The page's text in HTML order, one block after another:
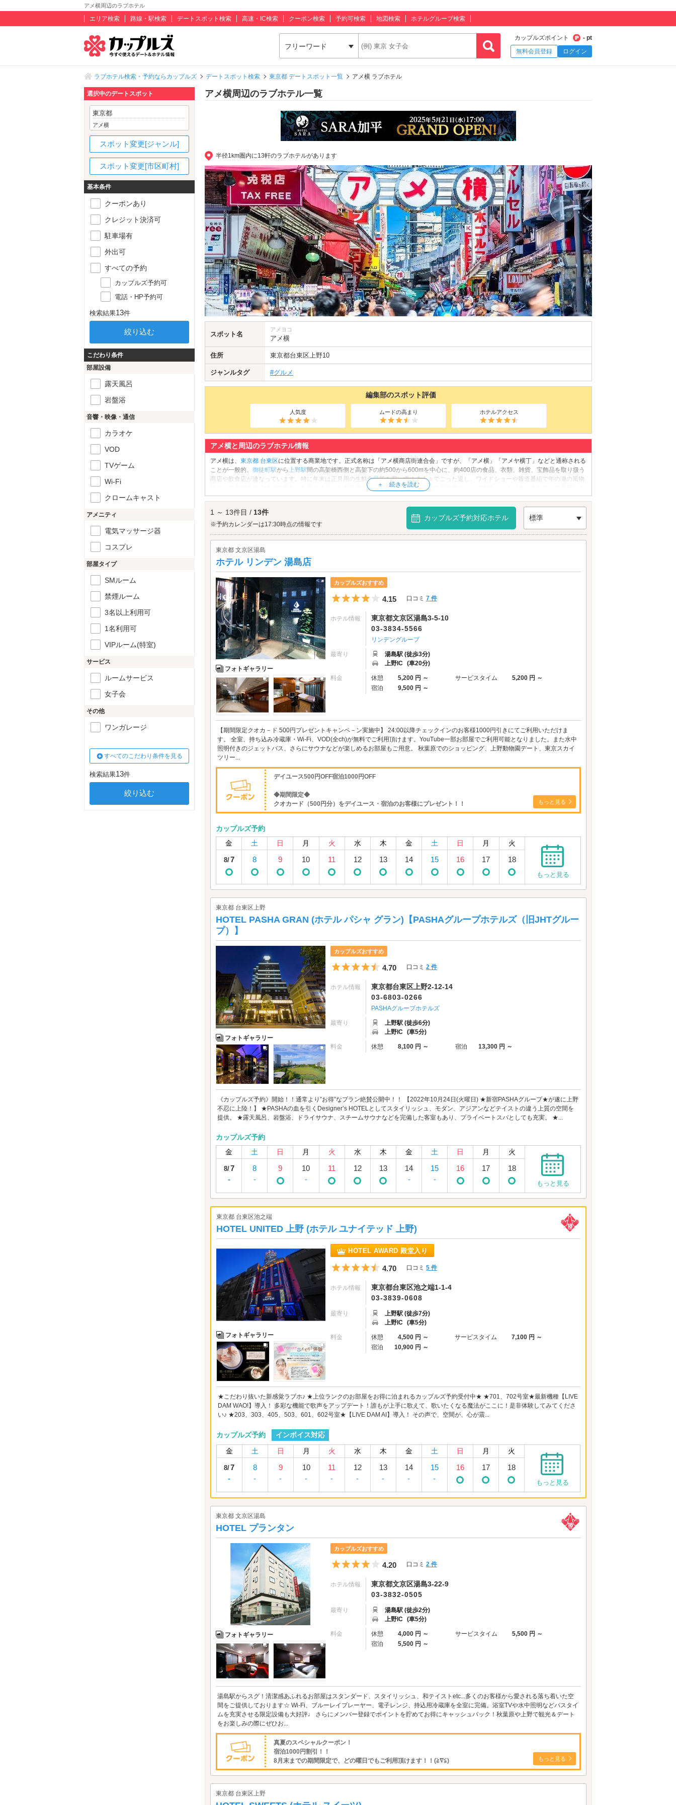
アメ横周辺のラブホテル
エリア検索 路線・駅検索 デートスポット検索 高速・IC検索 クーポン検索 予約可検索 地図検索 ホテルグループ検索
フリーワード
カップルズポイント
- pt
無料会員登録
ログイン
ラブホテル検索・予約ならカップルズ デートスポット検索 東京都 デートスポット一覧 アメ横 ラブホテル
アメ横周辺のラブホテル一覧
半径1km圏内に13軒のラブホテルがあります
スポット名
アメヨコ
アメ横
住所 東京都台東区上野10
ジャンルタグ #グルメ
編集部のスポット評価
人気度 ムードの高まり ホテルアクセス
アメ横と周辺のラブホテル情報
アメ横は、 東京都 台東区に位置する商業地です。正式名称は「アメ横商店街連合会」ですが、「アメ横」「アメヤ横丁」などと通称される
ことが一般的。 御徒町駅から 上野駅間の高架橋西側と高架下の約500から600mを中心に、約400店の食品、衣類、雑貨、宝飾品を取り扱う
商店や飲食店が連なっています。特に年末は正月用の生鮮食品等を買い求める人々でごった返し、ワイドショーや報道番組で年の瀬の風物
詩として中継されるほどの賑わいを見せます。お土産屋さんはもちろんのこと、大衆居酒屋やレトロ喫茶、エキゾチックなアジア系屋台ま
で、様々なグルメスポットが揃うアメ横で、ショッピングや食べ歩きを満喫しましょう♪
からもアクセスが便利です。
1 ～ 13件目 / 13件
※予約カレンダーは17:30時点の情報です
カップルズ予約対応ホテル 標準
東京都 文京区湯島
ホテル リンデン 湯島店
フォトギャラリー
カップルズおすすめ
5つ星のうち4
4.15 口コミ 7 件
ホテル情報
東京都文京区湯島3-5-10
03-3834-5566
リンデングループ
最寄り
湯島駅 (徒歩3分)
上野IC (車20分)
料金 休憩 5,200 円 ～ サービスタイム
5,200 円 ～
宿泊
9,500 円 ～
【期間限定クオカ－ド 500円プレゼントキャンペ－ン実施中】 24:00以降チェックインのお客様1000円引きにてご利用いただけま
す。 全室、持ち込み冷蔵庫・Wi-Fi、VOD(全ch)が無料でご利用頂けます。YouTube一部お部屋でご利用可能となりました。また水中
照明付きのジェットバス、さらにサウナなどが楽しめるお部屋もご用意。 秋葉原でのショッピング、上野動物園デート、東京スカイ
ツリー...
デイユース500円OFF宿泊1000円OFF
◆期間限定◆
クオカード（500円分）をデイユース・宿泊のお客様にプレゼント！！
もっと見る
カップルズ予約
金
土 日 月 火 水 木 金 土 日 月 火
8/7 8 9 10 11 12 13 14 15 16 17 18
もっと見る
東京都 台東区上野
HOTEL PASHA GRAN (ホテル パシャ グラン)【PASHAグループホテルズ（旧JHTグルー
プ）】
フォトギャラリー
カップルズおすすめ
5つ星のうち4.5
4.70 口コミ 2 件
ホテル情報
東京都台東区上野2-12-14
03-6803-0266
PASHAグループホテルズ
最寄り
上野駅 (徒歩6分)
上野IC (車5分)
料金 休憩 8,100 円 ～ 宿泊 13,300 円 ～
《カップルズ予約》開始！！通常より”お得”なプラン絶賛公開中！！ 【2022年10月24日(火曜日) ★新宿PASHAグループ★が遂に上野
不忍に上陸！】 ★PASHAの血を引くDesigner’s HOTELとしてスタイリッシュ、モダン、アジアンなどテイストの違う上質の空間を
提供。 ★露天風呂、岩盤浴、ドライサウナ、スチームサウナなどを完備した客室もあり、プライベートスパとしても充実。 ★...
カップルズ予約
金
土 日 月 火 水 木 金 土 日 月 火
8/7
-
8
-
9
10
-
11 12 13
14
-
15
-
16 17 18
もっと見る
東京都 台東区池之端
HOTEL UNITED 上野 (ホテル ユナイテッド 上野)
フォトギャラリー
HOTEL AWARD 殿堂入り
5つ星のうち4.5
4.70 口コミ5 件
ホテル情報
東京都台東区池之端1-1-4
03-3839-0608
最寄り
上野駅 (徒歩7分)
上野IC (車5分)
料金 休憩 4,500 円 ～ サービスタイム
7,100 円 ～
宿泊
10,900 円 ～
★こだわり抜いた新感覚ラブホ♪ ★上位ランクのお部屋をお得に泊まれるカップルズ予約受付中★ ★701、702号室★最新機種【LIVE
DAM WAO!】導入！ 多彩な機能で歌声をアップデート！誰もが上手に歌えて、歌いたくなる魔法がここに！是非体験してみてくださ
い♪ ★203、303、405、503、601、602号室★【LIVE DAM AI】導入！ その声で、空間が、心が震...
カップルズ予約
インボイス対応
金
土 日 月 火 水 木 金 土 日 月 火
8/7
-
8
-
9
-
10
-
11
-
12
-
13
-
14
-
15
-
16 17 18
もっと見る
東京都 文京区湯島
HOTEL プランタン
フォトギャラリー
カップルズおすすめ
5つ星のうち4
4.20 口コミ 2 件
ホテル情報
東京都文京区湯島3-22-9
03-3832-0505
最寄り
湯島駅 (徒歩2分)
上野IC (車5分)
料金 休憩 4,000 円 ～ サービスタイム
5,500 円 ～
宿泊
5,500 円 ～
湯島駅からスグ！清潔感あふれるお部屋はスタンダード、スタイリッシュ、和テイストetc...多くのお客様から愛される落ち着いた空
間をご提供しております☆ Wi-Fi、ブルーレイプレーヤー、電子レンジ、持込用冷蔵庫を全室に完備。浴室TVや水中照明などバスタイ
ムを充実させる限定設備も大好評♩ さらにメンバー登録でポイントを貯めてお得にキャッシュバック！秋葉原や上野で観光＆デート
をお楽しみの際にぜひお...
真夏のスペシャルクーポン！
宿泊1000円割引！！
8月末までの期間限定で、どの曜日でもご利用頂けます！！(≧∇≦)
もっと見る
東京都 台東区上野
選択中のデートスポット
東京都
アメ横
スポット変更[ジャンル]
スポット変更[市区町村]
基本条件
クーポンあり
クレジット決済可
駐車場有
外出可
すべての予約
カップルズ予約可
電話・HP予約可
検索結果13件
こだわり条件
部屋設備
露天風呂
岩盤浴
音響・映像・通信
カラオケ
VOD
TVゲーム
Wi-Fi
クロームキャスト
アメニティ
電気マッサージ器
コスプレ
部屋タイプ
SMルーム
禁煙ルーム
3名以上利用可
1名利用可
VIPルーム(特室)
サービス
ルームサービス
女子会
その他
ワンガレージ
すべてのこだわり条件を見る
検索結果13件